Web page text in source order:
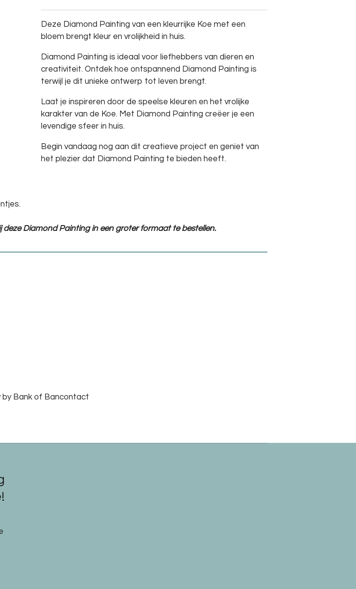
Deze Diamond Painting van een kleurrijke Koe met een
bloem brengt kleur en vrolijkheid in huis.
Diamond Painting is ideaal voor liefhebbers van dieren en
creativiteit. Ontdek hoe ontspannend Diamond Painting is
terwijl je dit unieke ontwerp tot leven brengt.
Laat je inspireren door de speelse kleuren en het vrolijke
karakter van de Koe. Met Diamond Painting creëer je een
levendige sfeer in huis.
Begin vandaag nog aan dit creatieve project en geniet van
het plezier dat Diamond Painting te bieden heeft.
Diamond Painting in een groter formaat te bestellen.
by Bank of Bancontact